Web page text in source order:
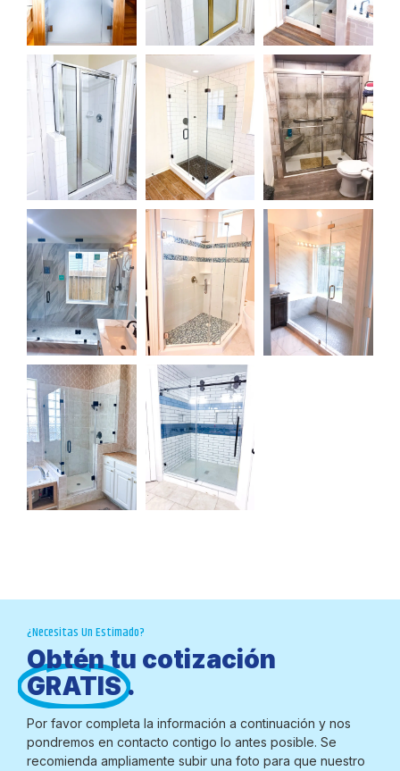
¿Necesitas Un Estimado?
Obtén tu cotización
GRATIS.
Por favor completa la información a continuación y nos
pondremos en contacto contigo lo antes posible. Se
recomienda ampliamente subir una foto para que nuestro